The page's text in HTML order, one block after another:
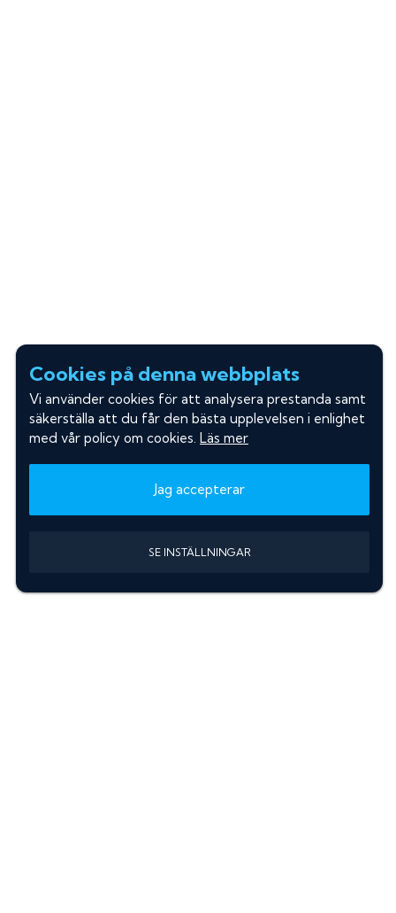
Cookies på denna webbplats
Vi använder cookies för att analysera prestanda samt
säkerställa att du får den bästa upplevelsen i enlighet
med vår policy om cookies. Läs mer
Jag accepterar
SE INSTÄLLNINGAR